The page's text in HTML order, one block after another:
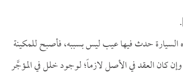
السيارة حدث فيها عيب ليس بسببه، فأصبح للمكينة
كان العقد في الأصل لازماً؛ لوجود خلل في المؤجَّر